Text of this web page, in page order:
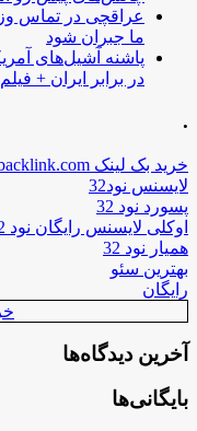
عراقچی در تماس
ما جبران شود
پاشنه آشیل‌های
در برابر ایران + فیلم
.
خرید بک لینک behtarinbacklink.com
لایسنس نود32
پسورد نود 32
اوکلی لایسنس رایگان نود 32
همیار نود 32
بهترین سئو
رایگان
آخرین دیدگاه‌ها
بایگانی‌ها